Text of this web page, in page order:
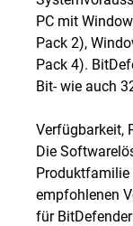
PC mit
Pack 2),
Pack 4).
Bit- wie auch
Verfügbarkeit,
Die
Produktfamilie
empfohlenen
für